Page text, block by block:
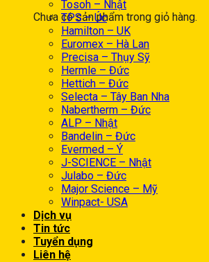
Chưa có sản phẩm trong giỏ hàng.
Tosoh – Nhật
TPS – Úc
Hamilton – UK
Euromex – Hà Lan
Precisa – Thụy Sỹ
Hermle – Đức
Hettich – Đức
Selecta – Tây Ban Nha
Nabertherm – Đức
ALP – Nhật
Bandelin – Đức
Evermed – Ý
J-SCIENCE – Nhật
Julabo – Đức
Major Science – Mỹ
Winpact- USA
Dịch vụ
Tin tức
Tuyển dụng
Liên hệ